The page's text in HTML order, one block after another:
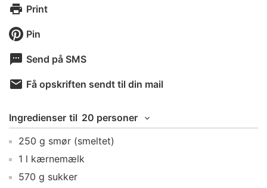
Print
Pin
Send på SMS
Få opskriften sendt til din mail
Ingredienser til 20 personer
250 g smør (smeltet)
1 l kærnemælk
570 g sukker